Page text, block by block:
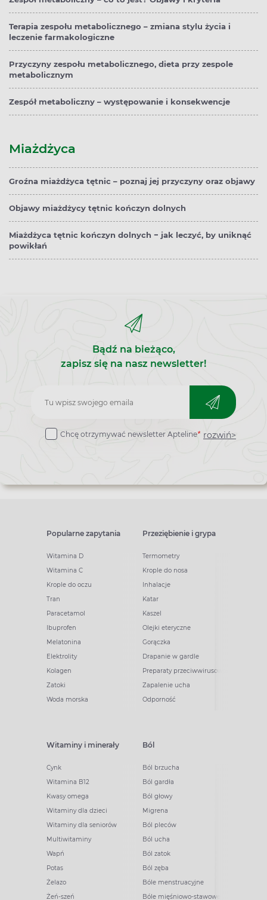
Terapia zespołu metabolicznego – zmiana stylu życia i
leczenie farmakologiczne
Przyczyny zespołu metabolicznego, dieta przy zespole
metabolicznym
Zespół metaboliczny – występowanie i konsekwencje
Miażdżyca
Groźna miażdżyca tętnic – poznaj jej przyczyny oraz objawy
Objawy miażdżycy tętnic kończyn dolnych
Miażdżyca tętnic kończyn dolnych − jak leczyć, by uniknąć
powikłań
Bądź na bieżąco,
zapisz się na nasz newsletter!
Zapisz
do
Chcę otrzymywać newsletter Apteline* rozwiń>
Popularne zapytania
Witamina D
Witamina C
Krople do oczu
Tran
Paracetamol
Ibuprofen
Melatonina
Elektrolity
Kolagen
Zatoki
Woda morska
Przeziębienie i grypa
Termometry
Krople do nosa
Inhalacje
Katar
Kaszel
Olejki eteryczne
Gorączka
Drapanie w gardle
Preparaty przeciwwirusowe
Zapalenie ucha
Odporność
Witaminy i minerały
Cynk
Witamina B12
Kwasy omega
Witaminy dla dzieci
Witaminy dla seniorów
Multiwitaminy
Wapń
Potas
Żelazo
Żeń-szeń
Ból
Ból brzucha
Ból gardła
Ból głowy
Migrena
Ból pleców
Ból ucha
Ból zatok
Ból zęba
Bóle menstruacyjne
Bóle mięśniowo-stawowe